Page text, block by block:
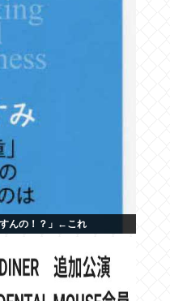
すんの！？」←これ